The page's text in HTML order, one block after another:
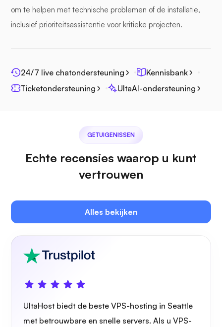
Eigen cast
om te helpen met technische problemen of de installatie,
inclusief prioriteitsassistentie voor kritieke projecten.
24/7 live chatondersteuning
Kennisbank
Ticketondersteuning
UltaAI-ondersteuning
GETUIGENISSEN
Echte recensies waarop u kunt
vertrouwen
Alles bekijken
UltaHost biedt de beste VPS-hosting in Seattle
met betrouwbare en snelle servers. Als u VPS-